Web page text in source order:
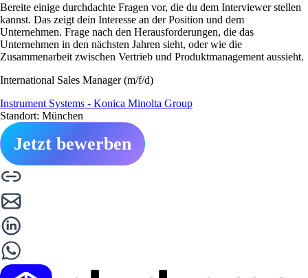
Bereite einige durchdachte Fragen vor, die du dem Interviewer stellen
kannst. Das zeigt dein Interesse an der Position und dem
Unternehmen. Frage nach den Herausforderungen, die das
Unternehmen in den nächsten Jahren sieht, oder wie die
Zusammenarbeit zwischen Vertrieb und Produktmanagement aussieht.
International Sales Manager (m/f/d)
Instrument Systems - Konica Minolta Group
Standort: München
Jetzt bewerben